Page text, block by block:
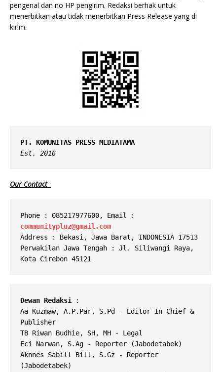
pengenal dan no HP pengirim. Redaksi berhak untuk
menerbitkan atau tidak menerbitkan Press Release yang di
kirim.
PT. KOMUNITAS PRESS MEDIATAMA
Est. 2016
Our Contact:
communitypluz@gmail.com
Address : Bekasi, Jawa Barat, INDONESIA 17513
Perwakilan Jawa Tengah : Jl. Siliwangi Raya,
Dewan Redaksi
:
Aa Kuzmaw, A.P.Par, S.Pd - Editor In Chief &
Publisher
TB Riwan Budhie, SH, MH - Legal
Eci Narwan, S.Ag - Reporter (Jabodetabek)
Aknnes Sabill Bill, S.Gz - Reporter
(Jabodetabek)